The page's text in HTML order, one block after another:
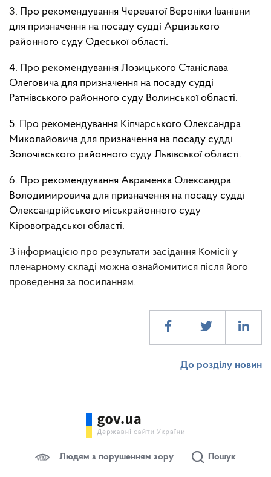
3. Про рекомендування Череватої Вероніки Іванівни
для призначення на посаду судді Арцизького
районного суду Одеської області.
4. Про рекомендування Лозицького Станіслава
Олеговича для призначення на посаду судді
Ратнівського районного суду Волинської області.
5. Про рекомендування Кіпчарського Олександра
Миколайовича для призначення на посаду судді
Золочівського районного суду Львівської області.
6. Про рекомендування Авраменка Олександра
Володимировича для призначення на посаду судді
Олександрійського міськрайонного суду
Кіровоградської області.
З інформацією про результати засідання Комісії у
пленарному складі можна ознайомитися після його
проведення за посиланням.
До розділу новин
Людям з порушенням зору Пошук